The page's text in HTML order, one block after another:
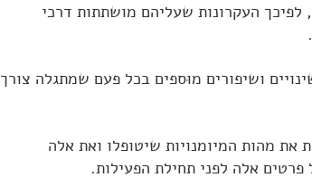
העקרונות שעליהם מושתתות דרכי
ושיפורים מוּספים בכל פעם שמתגלה צורך
את מהות המיומנויות שיטופלו ואת אלה
אלה לפני תחילת הפעילות.